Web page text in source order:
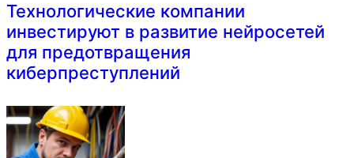
Технологические компании
инвестируют в развитие нейросетей
для предотвращения
киберпреступлений